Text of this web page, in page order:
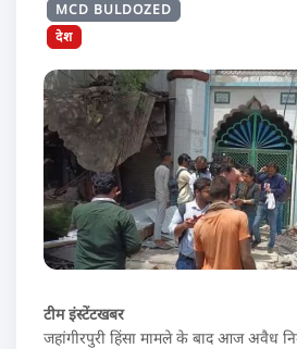
MCD BULDOZED
देश
टीम इंस्टेंटखबर
जहांगीरपुरी हिंसा मामले के बाद आज अवैध